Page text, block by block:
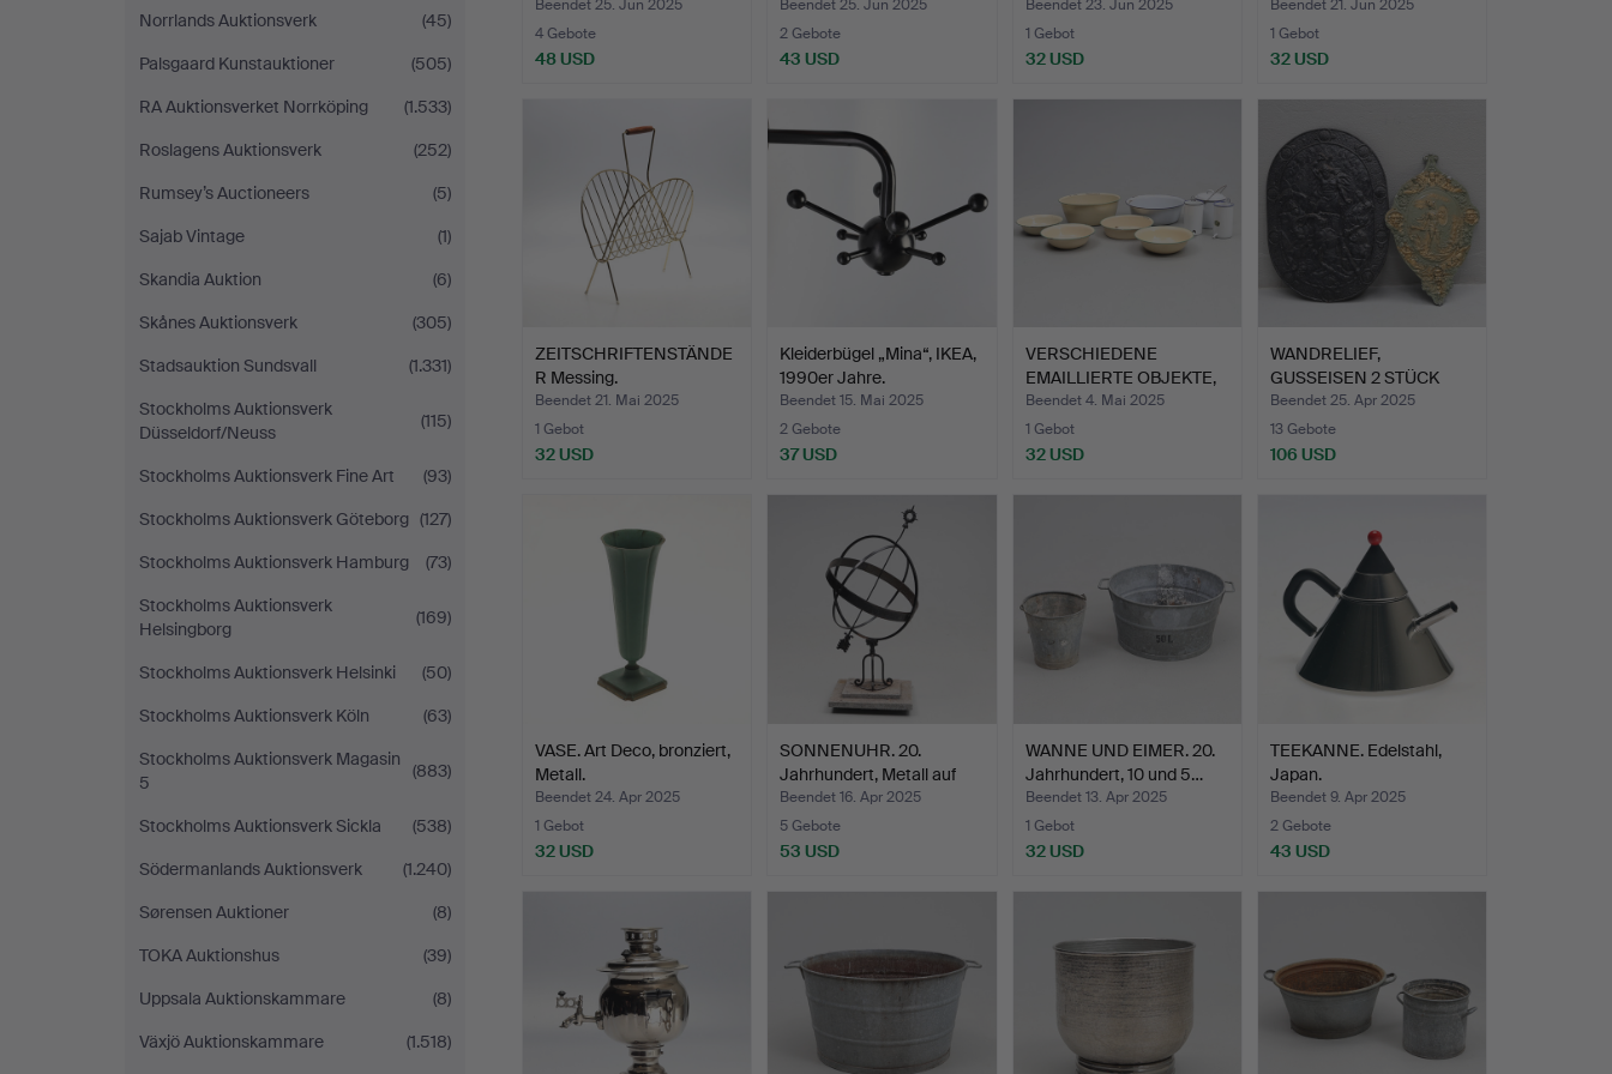
Norrlands Auktionsverk
(45)
Palsgaard Kunstauktioner
(505)
RA Auktionsverket Norrköping
(1.533)
Roslagens Auktionsverk
(252)
Rumsey’s Auctioneers
(5)
Sajab Vintage
(1)
Skandia Auktion
(6)
Skånes Auktionsverk
(305)
Stadsauktion Sundsvall
(1.331)
Stockholms Auktionsverk
Düsseldorf/Neuss
(115)
Stockholms Auktionsverk Fine Art
(93)
Stockholms Auktionsverk Göteborg (127)
Stockholms Auktionsverk Hamburg
(73)
Stockholms Auktionsverk
Helsingborg
(169)
Stockholms Auktionsverk Helsinki
(50)
Stockholms Auktionsverk Köln
(63)
Stockholms Auktionsverk Magasin
5
(883)
Stockholms Auktionsverk Sickla
(538)
Södermanlands Auktionsverk
(1.240)
Sørensen Auktioner
(8)
TOKA Auktionshus
(39)
Uppsala Auktionskammare
(8)
Växjö Auktionskammare
(1.518)
Beendet 25. Jun 2025
4 Gebote
48 USD
Mess…
Beendet 25. Jun 2025
2 Gebote
43 USD
Beendet 23. Jun 2025
1 Gebot
32 USD
Beendet 21. Jun 2025
1 Gebot
32 USD
ZEITSCHRIFTENSTÄNDE
R Messing.
Beendet 21. Mai 2025
1 Gebot
32 USD
Kleiderbügel „Mina“, IKEA,
1990er Jahre.
Beendet 15. Mai 2025
2 Gebote
37 USD
VERSCHIEDENE
EMAILLIERTE OBJEKTE,
„Kockums…
Beendet 4. Mai 2025
1 Gebot
32 USD
WANDRELIEF,
GUSSEISEN 2 STÜCK
„Thor mit ei…
Beendet 25. Apr 2025
13 Gebote
106 USD
VASE. Art Deco, bronziert,
Metall.
Beendet 24. Apr 2025
1 Gebot
32 USD
SONNENUHR. 20.
Jahrhundert, Metall auf
Ste…
Beendet 16. Apr 2025
5 Gebote
53 USD
WANNE UND EIMER. 20.
Jahrhundert, 10 und 5…
Beendet 13. Apr 2025
1 Gebot
32 USD
TEEKANNE. Edelstahl,
Japan.
Beendet 9. Apr 2025
2 Gebote
43 USD